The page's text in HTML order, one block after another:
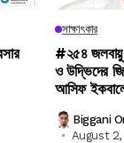
সাক্ষাৎকার
#২৫৪ জলবায়ু
ও উদ্ভিদের
আসিফ
Biggani
August